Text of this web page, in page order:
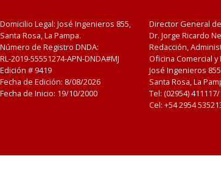
Domicilio Legal: José Ingenieros 855,
Santa Rosa, La Pampa.
Número de Registro DNDA:
RL-2019-55551274-APN-DNDA#MJ
Edición # 9419
Fecha de Edición: 8/08/2026
Fecha de Inicio: 19/10/2000
Director General
Dr. Jorge Ricardo
Redacción,
Oficina Comercial
José Ingenieros
Santa Rosa, La
Tel: (02954)
Cel: +54 2954